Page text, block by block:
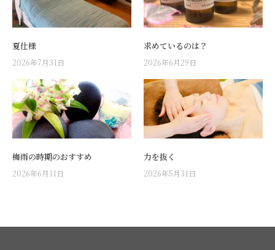
夏仕様
2026年7月31日
求めているのは？
2026年6月29日
梅雨の時期のおすすめ
2026年6月11日
力を抜く
2026年5月31日